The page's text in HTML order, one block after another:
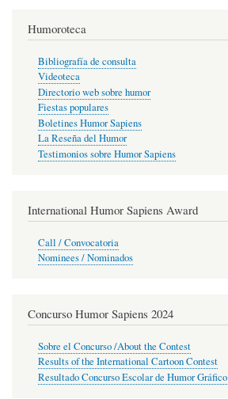
Humoroteca
Bibliografía de consulta
Videoteca
Directorio web sobre humor
Fiestas populares
Boletines Humor Sapiens
La Reseña del Humor
Testimonios sobre Humor Sapiens
International Humor Sapiens Award
Call / Convocatoria
Nominees / Nominados
Concurso Humor Sapiens 2024
Sobre el Concurso /About the Contest
Results of the International Cartoon Contest
Resultado Concurso Escolar de Humor Gráfico